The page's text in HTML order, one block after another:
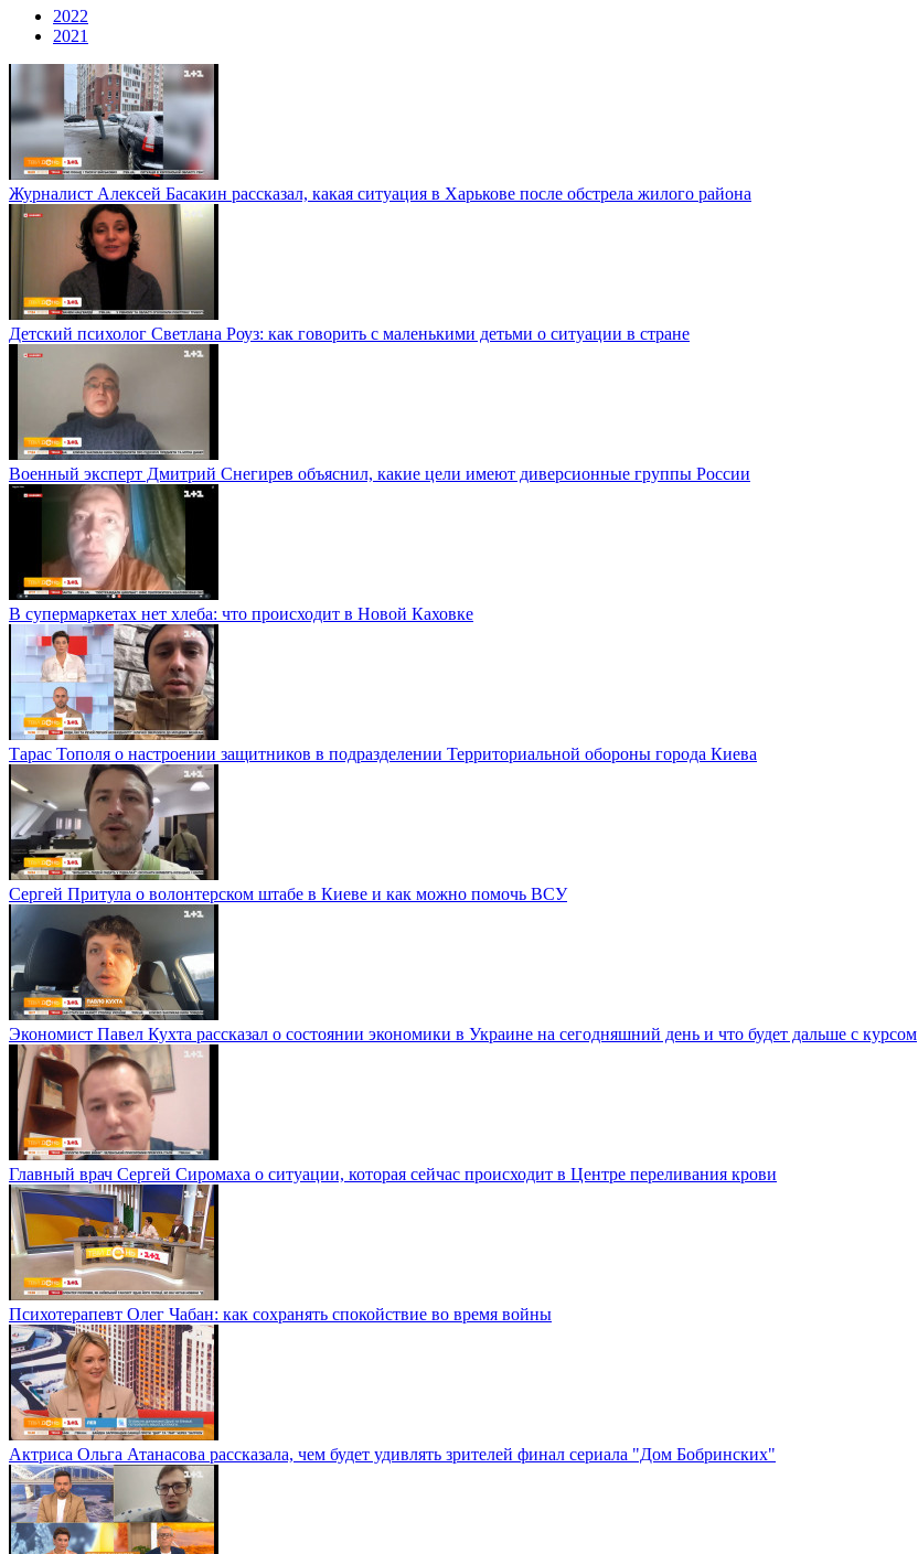
2022
2021
Журналист Алексей Басакин рассказал, какая ситуация в Харькове после обстрела жилого района
Детский психолог Светлана Роуз: как говорить с маленькими детьми о ситуации в стране
Военный эксперт Дмитрий Снегирев объяснил, какие цели имеют диверсионные группы России
В супермаркетах нет хлеба: что происходит в Новой Каховке
Тарас Тополя о настроении защитников в подразделении Территориальной обороны города Киева
Сергей Притула о волонтерском штабе в Киеве и как можно помочь ВСУ
Экономист Павел Кухта рассказал о состоянии экономики в Украине на сегодняшний день и что будет дальше с курсом
Главный врач Сергей Сиромаха о ситуации, которая сейчас происходит в Центре переливания крови
Психотерапевт Олег Чабан: как сохранять спокойствие во время войны
Актриса Ольга Атанасова рассказала, чем будет удивлять зрителей финал сериала "Дом Бобринских"